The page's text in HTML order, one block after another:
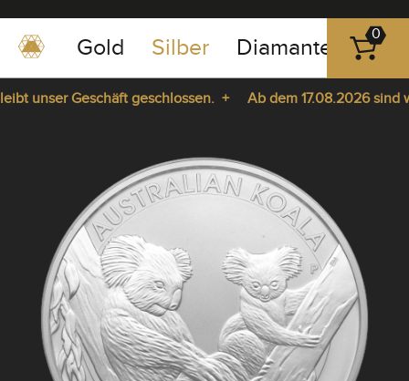
0351
-
43
Gold Silber Diamanten
0
unser Geschäft geschlossen. +
Ab dem 17.08.2026 sind